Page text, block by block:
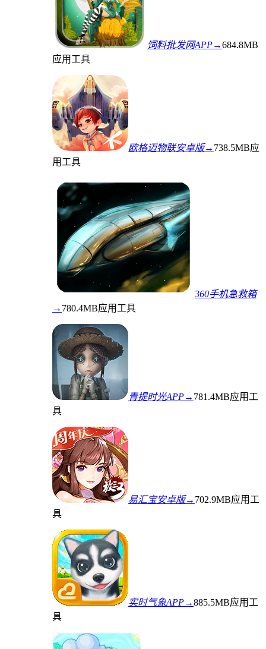
饲料批发网APP→684.8MB
应用工具
欧格迈物联安卓版→ 738.5MB应
用工具
360手机急救箱
→ 780.4MB应用工具
青提时光APP→ 781.4MB应用工
具
易汇宝安卓版→ 702.9MB应用工
具
实时气象APP→885.5MB应用工
具